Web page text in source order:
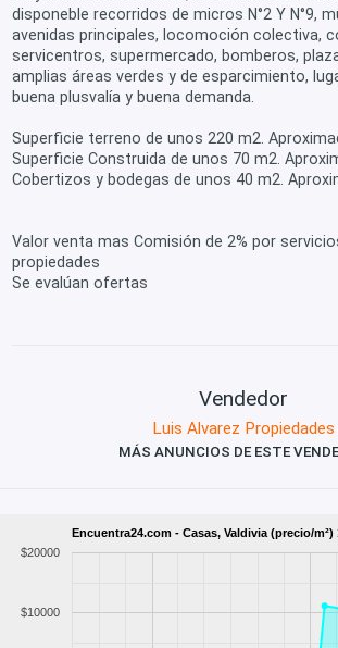
disponeble recorridos de micros N°2 Y N°9,
avenidas principales, locomoción colectiva,
servicentros, supermercado, bomberos,
amplias áreas verdes y de esparcimiento,
buena plusvalía y buena demanda.
Superficie terreno de unos 220 m2.
Superficie Construida de unos 70 m2.
Cobertizos y bodegas de unos 40 m2.
Valor venta mas Comisión de 2% por
propiedades
Se evalúan ofertas
Vendedor
Luis Alvarez Propiedades
MÁS ANUNCIOS DE ESTE
Encuentra24.com - Casas, Valdivia (precio/m²)
$10000
$20000